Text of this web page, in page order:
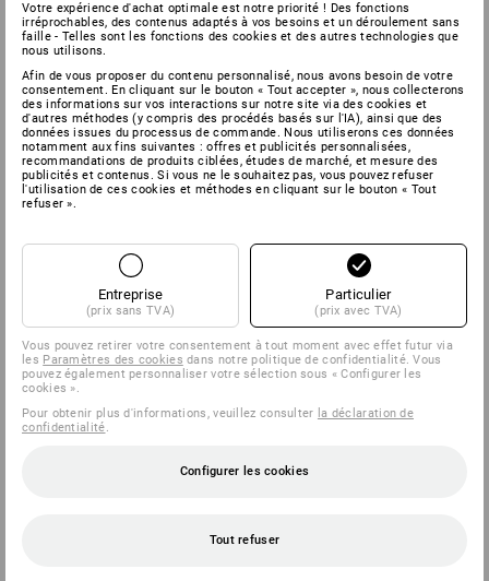
Votre expérience d'achat optimale est notre priorité ! Des fonctions
irréprochables, des contenus adaptés à vos besoins et un déroulement sans
faille - Telles sont les fonctions des cookies et des autres technologies que
nous utilisons.
Afin de vous proposer du contenu personnalisé, nous avons besoin de votre
consentement. En cliquant sur le bouton « Tout accepter », nous collecterons
des informations sur vos interactions sur notre site via des cookies et
d'autres méthodes (y compris des procédés basés sur l'IA), ainsi que des
données issues du processus de commande. Nous utiliserons ces données
notamment aux fins suivantes : offres et publicités personnalisées,
recommandations de produits ciblées, études de marché, et mesure des
publicités et contenus. Si vous ne le souhaitez pas, vous pouvez refuser
l'utilisation de ces cookies et méthodes en cliquant sur le bouton « Tout
refuser ».
Entreprise
(prix sans TVA)
Particulier
(prix avec TVA)
Vous pouvez retirer votre consentement à tout moment avec effet futur via
les Paramètres des cookies dans notre politique de confidentialité. Vous
pouvez également personnaliser votre sélection sous « Configurer les
cookies ».
Pour obtenir plus d'informations, veuillez consulter la déclaration de
confidentialité.
Configurer les cookies
Tout refuser